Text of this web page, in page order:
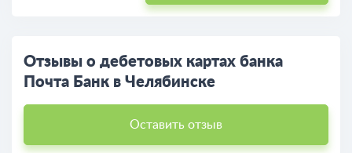
Отзывы о дебетовых картах банка
Почта Банк в Челябинске
Оставить отзыв